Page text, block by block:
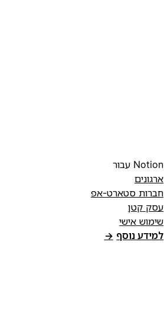
Notion עבור
ארגונים
חברות סטארט-אפ
עסק קטן
שימוש אישי
למידע נוסף →